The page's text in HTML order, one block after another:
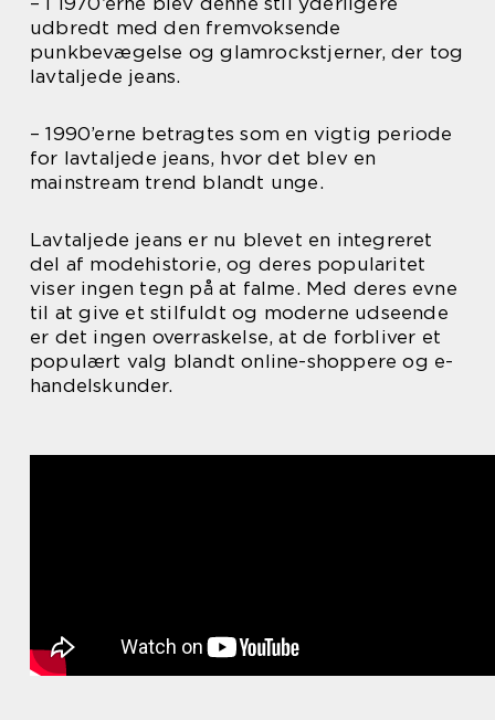
udbredt med den fremvoksende
punkbevægelse og glamrockstjerner, der tog
lavtaljede jeans.
– 1990’erne betragtes som en vigtig periode
for lavtaljede jeans, hvor det blev en
mainstream trend blandt unge.
Lavtaljede jeans er nu blevet en integreret
del af modehistorie, og deres popularitet
viser ingen tegn på at falme. Med deres evne
til at give et stilfuldt og moderne udseende
er det ingen overraskelse, at de forbliver et
populært valg blandt online-shoppere og e-
handelskunder.